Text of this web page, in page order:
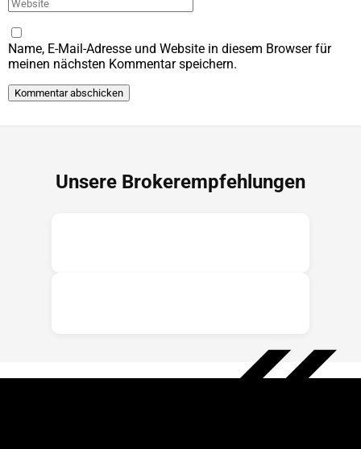
Name, E-Mail-Adresse und Website in diesem Browser für
meinen nächsten Kommentar speichern.
Unsere Brokerempfehlungen